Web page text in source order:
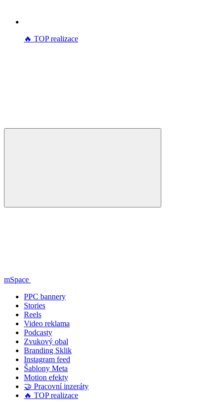
🔥 TOP realizace
mSpace
PPC bannery
Stories
Reels
Video reklama
Podcasty
Zvukový obal
Branding Sklik
Instagram feed
Šablony Meta
Motion efekty
🤝 Pracovní inzeráty
🔥 TOP realizace